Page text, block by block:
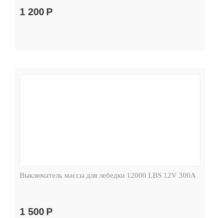
1 200 Р
Выключатель массы для лебедки 12000 LBS 12V 300А
1 500 Р